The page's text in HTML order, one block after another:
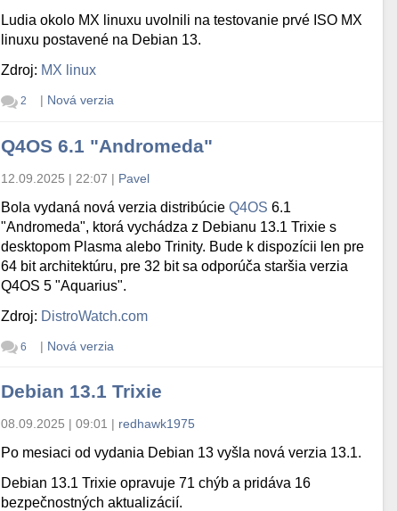
Ludia okolo MX linuxu uvolnili na testovanie prvé ISO MX
linuxu postavené na Debian 13.
Zdroj: MX linux
2 | Nová verzia
Q4OS 6.1 "Andromeda"
12.09.2025 | 22:07 | Pavel
Bola vydaná nová verzia distribúcieQ4OS 6.1
"Andromeda", ktorá vychádza z Debianu 13.1 Trixie s
desktopom Plasma alebo Trinity. Bude k dispozícii len pre
64 bit architektúru, pre 32 bit sa odporúča staršia verzia
Q4OS 5 "Aquarius".
Zdroj: DistroWatch.com
6 | Nová verzia
Debian 13.1 Trixie
08.09.2025 | 09:01 | redhawk1975
Po mesiaci od vydania Debian 13 vyšla nová verzia 13.1.
Debian 13.1 Trixie opravuje 71 chýb a pridáva 16
bezpečnostných aktualizácií.